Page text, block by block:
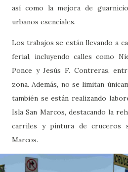
así como la mejora de
urbanos esenciales.
Los trabajos se están llevando a
ferial, incluyendo calles como
Ponce y Jesús F. Contreras,
zona. Además, no se limitan
también se están realizando
Isla San Marcos, destacando la
carriles y pintura de cruceros
Marcos.